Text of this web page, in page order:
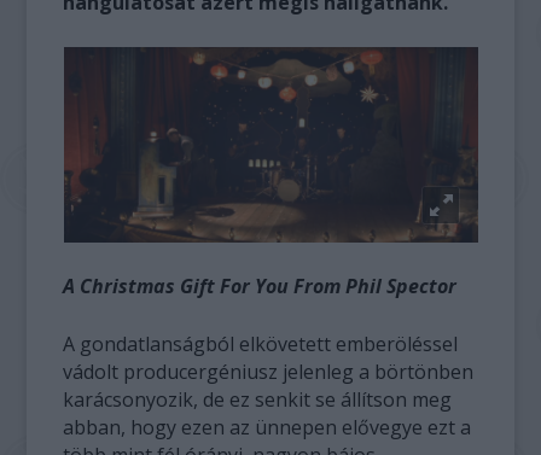
A Christmas Gift For You From Phil Spector
A gondatlanságból elkövetett emberöléssel
vádolt producergéniusz jelenleg a börtönben
karácsonyozik, de ez senkit se állítson meg
abban, hogy ezen az ünnepen elővegye ezt a